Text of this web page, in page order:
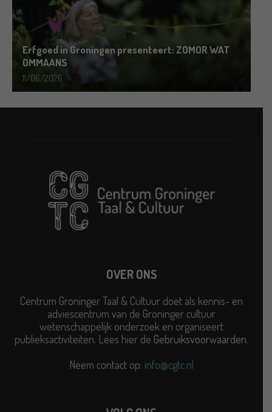
Erfgoed in Groningen presenteert: ZOMOR WAT
OMMAANS
11/06/2026
OVER ONS
Centrum Groninger Taal & Cultuur doet als kennis- en
adviescentrum van de Groninger cultuur
wetenschappelijk onderzoek en organiseert
publieksactiviteiten. Lees hier de Gebruiksvoorwaarden.
Neem contact op: info@cgtc.nl